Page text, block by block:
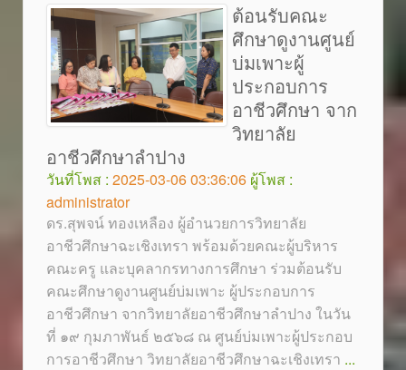
ต้อนรับคณะ
ศึกษาดูงานศูนย์
บ่มเพาะผู้
ประกอบการ
อาชีวศึกษา จาก
วิทยาลัย
อาชีวศึกษาลำปาง
วันที่โพส : 2025-03-06 03:36:06 ผู้โพส :
administrator
ดร.สุพจน์ ทองเหลือง ผู้อำนวยการวิทยาลัย
อาชีวศึกษาฉะเชิงเทรา พร้อมด้วยคณะผู้บริหาร
คณะครู และบุคลากรทางการศึกษา ร่วมต้อนรับ
คณะศึกษาดูงานศูนย์บ่มเพาะ ผู้ประกอบการ
อาชีวศึกษา จากวิทยาลัยอาชีวศึกษาลำปาง ในวัน
ที่ ๑๙ กุมภาพันธ์ ๒๕๖๘ ณ ศูนย์บ่มเพาะผู้ประกอบ
การอาชีวศึกษา วิทยาลัยอาชีวศึกษาฉะเชิงเทรา ...